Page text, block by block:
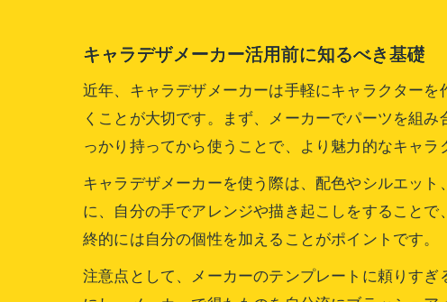
キャラデザメーカー活用前に知るべき基礎
近年、キャラデザメーカーは手軽にキャラクター
くことが大切です。まず、メーカーでパーツを組
っかり持ってから使うことで、より魅力的なキャラ
キャラデザメーカーを使う際は、配色やシルエッ
に、自分の手でアレンジや描き起こしをすること
終的には自分の個性を加えることがポイントです。
注意点として、メーカーのテンプレートに頼りす